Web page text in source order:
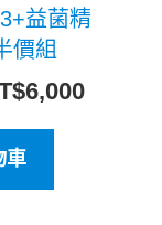
益菌精
價組
6,000
車